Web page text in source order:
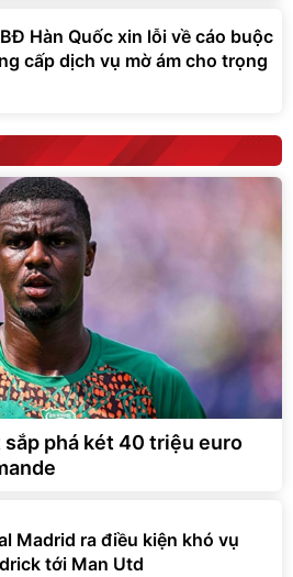
Hàn Quốc xin lỗi về cáo buộc
cấp dịch vụ mờ ám cho trọng
phá két 40 triệu euro
Madrid ra điều kiện khó vụ
tới Man Utd